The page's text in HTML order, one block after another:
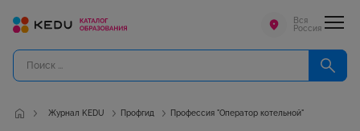
Вся
Россия
Журнал KEDU Профгид Профессия "Оператор котельной"